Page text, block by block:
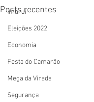
Imaruí
Eleições 2022
Economia
Festa do Camarão
Mega da Virada
Segurança
Posts recentes